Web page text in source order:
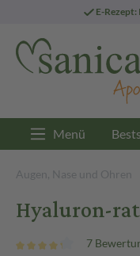
E-Rezept:
Menü
Augen, Nase und Ohren
Hyaluron-
7